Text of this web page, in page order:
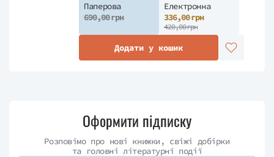
Паперова
690,00 грн
Електронна
336,00 грн
420,00 грн
Додати у кошик
Оформити підписку
Розповімо про нові книжки, свіжі добірки
та головні літературні події